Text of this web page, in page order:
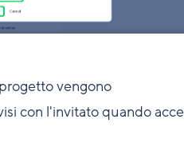
vengono
con l'invitato quando